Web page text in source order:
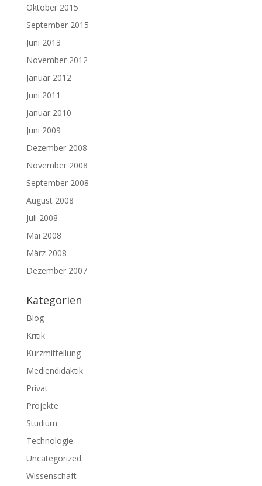
Oktober 2015
September 2015
Juni 2013
November 2012
Januar 2012
Juni 2011
Januar 2010
Juni 2009
Dezember 2008
November 2008
September 2008
August 2008
Juli 2008
Mai 2008
März 2008
Dezember 2007
Kategorien
Blog
Kritik
Kurzmitteilung
Mediendidaktik
Privat
Projekte
Studium
Technologie
Uncategorized
Wissenschaft